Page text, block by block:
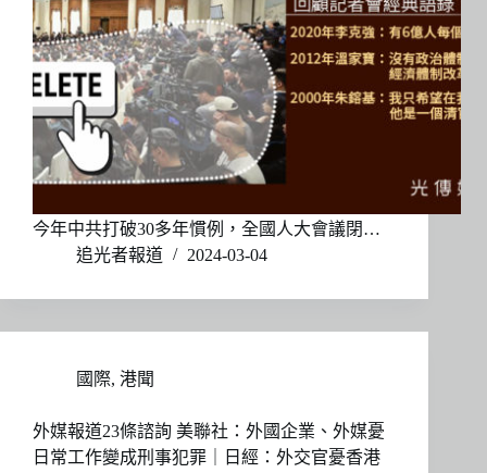
今年中共打破30多年慣例，全國人大會議閉…
追光者報道
2024-03-04
國際, 港聞
外媒報道23條諮詢 美聯社：外國企業、外媒憂
日常工作變成刑事犯罪｜日經：外交官憂香港